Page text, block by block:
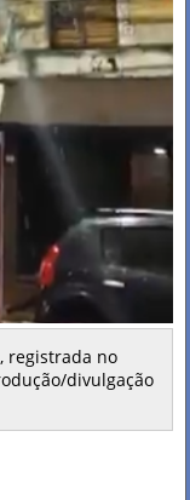
registrada no
divulgação